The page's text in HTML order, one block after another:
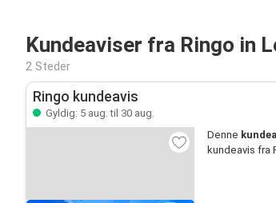
Kundeaviser fra Ringo in
2 Steder
Ringo kundeavis
Gyldig: 5 aug. til 30 aug.
Denne
kundeavis fra